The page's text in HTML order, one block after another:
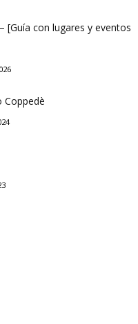
[Guía con lugares y eventos
Coppedè